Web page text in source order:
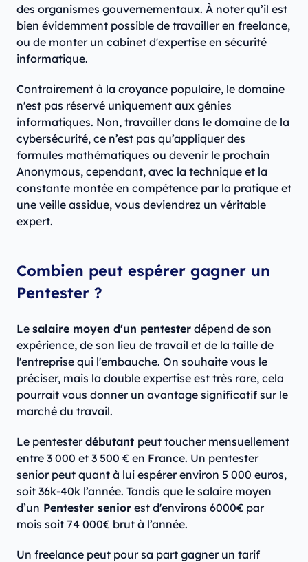
des organismes gouvernementaux. À noter qu’il est
bien évidemment possible de travailler en freelance,
ou de monter un cabinet d'expertise en sécurité
informatique.
Contrairement à la croyance populaire, le domaine
n'est pas réservé uniquement aux génies
informatiques. Non, travailler dans le domaine de la
cybersécurité, ce n’est pas qu’appliquer des
formules mathématiques ou devenir le prochain
Anonymous, cependant, avec la technique et la
constante montée en compétence par la pratique et
une veille assidue, vous deviendrez un véritable
expert.
Combien peut espérer gagner un
Pentester ?
Le salaire moyen d'un pentester dépend de son
expérience, de son lieu de travail et de la taille de
l'entreprise qui l'embauche. On souhaite vous le
préciser, mais la double expertise est très rare, cela
pourrait vous donner un avantage significatif sur le
marché du travail.
Le pentesterdébutant peut toucher mensuellement
entre 3 000 et 3 500 € en France. Un pentester
senior peut quant à lui espérer environ 5 000 euros,
soit 36k-40k l’année. Tandis que le salaire moyen
d’un Pentester senior est d'environs 6000€ par
mois soit 74 000€ brut à l’année.
Un freelance peut pour sa part gagner un tarif